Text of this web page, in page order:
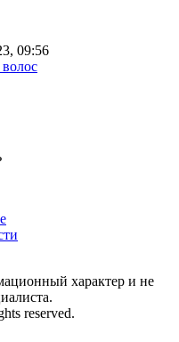
09:56
характер и не
reserved.